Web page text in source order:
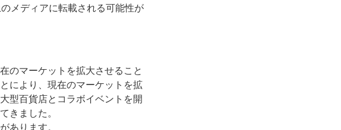
メディアに転載される可能性が
のマーケットを拡大させること
により、現在のマーケットを拡
型百貨店とコラボイベントを開
きました。
あります。